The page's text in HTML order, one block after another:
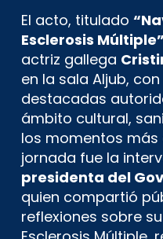
El acto, titulado
Esclerosis Múltiple”
actriz gallega
en la sala Aljub,
destacadas
ámbito cultural,
los momentos
jornada fue la
presidenta del
quien compartió
reflexiones sobre